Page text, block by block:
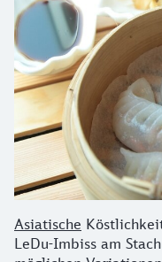
Asiatische
LeDu-Imbiss am